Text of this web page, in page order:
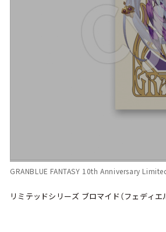
GRANBLUE FANTASY 10th Anniversary
リミテッドシリーズ ブロマイド（フェディエ